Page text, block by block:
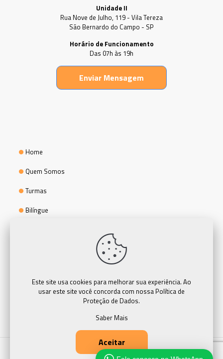
Unidade II
Rua Nove de Julho, 119 - Vila Tereza
São Bernardo do Campo - SP
Horário de Funcionamento
Das 07h às 19h
Enviar Mensagem
Home
Quem Somos
Turmas
Bilíngue
Contato
@ Escola Integração- Todos os direitos reservados
Este site usa cookies para melhorar sua experiência. Ao
usar este site você concorda com nossa Política de
Proteção de Dados.
Saber Mais
Aceitar